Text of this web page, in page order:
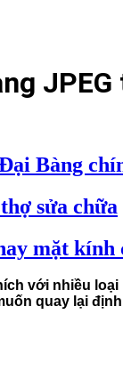
Bàng
sửa chữa
mặt kính
với nhiều
quay lại